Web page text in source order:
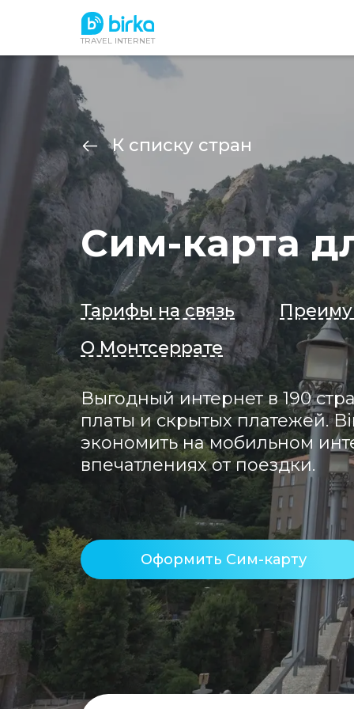
TRAVEL INTERNET
К списку стран
Сим-карта
Тарифы на связь
О Монтсеррате
Выгодный интернет в 190
платы и скрытых платежей.
экономить на мобильном
впечатлениях от поездки.
Оформить Сим-карту